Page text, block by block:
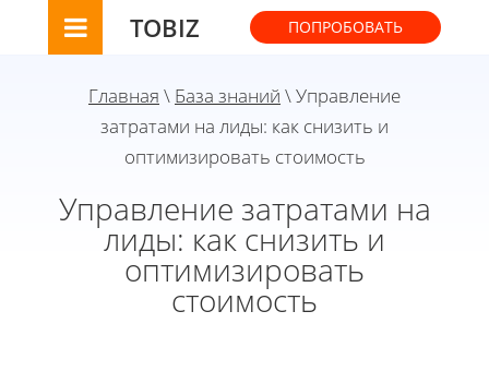
TOBIZ ПОПРОБОВАТЬ
Главная \ База знаний \ Управление
затратами на лиды: как снизить и
оптимизировать стоимость
Управление затратами на
лиды: как снизить и
оптимизировать
стоимость